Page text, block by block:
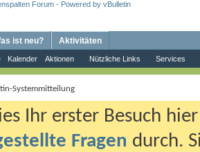
Kalender Aktionen Nützliche Links Services
ist neu? Aktivitäten
Systemmitteilung
Ihr erster Besuch
Fragen durch.